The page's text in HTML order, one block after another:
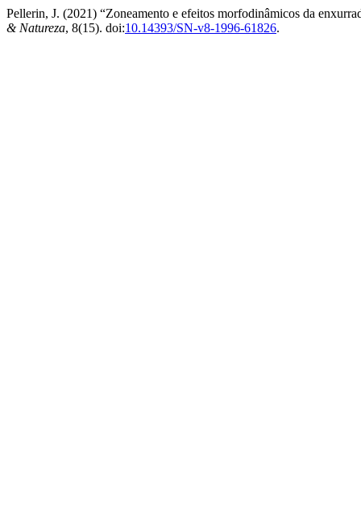
Pellerin, J. (2021) “Zoneamento e efeitos morfodinâmicos da
& Natureza, 8(15). doi:10.14393/SN-v8-1996-61826.